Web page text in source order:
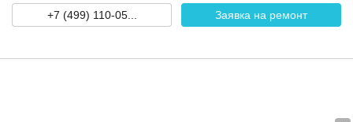
+7 (499) 110-05... Заявка на ремонт